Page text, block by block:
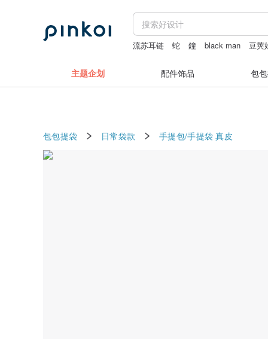
流苏耳链 蛇 鐘 black man 豆荚
主题企划 配件饰品 包
包包提袋 日常袋款 手提包/手提袋 真皮